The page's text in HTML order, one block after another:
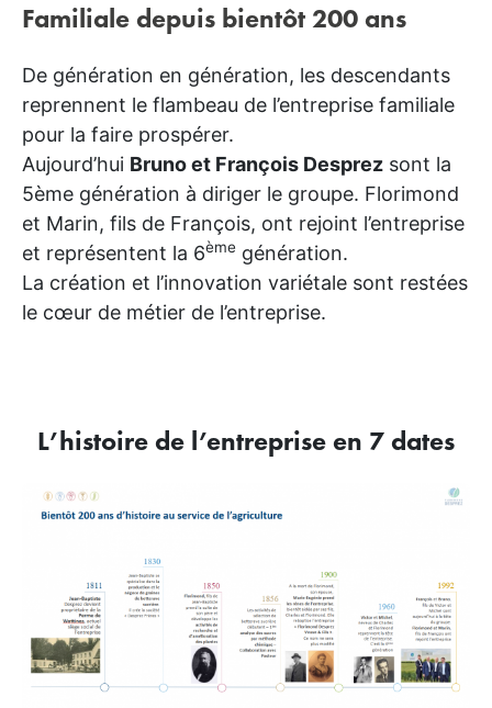
Familiale depuis bientôt 200 ans
De génération en génération, les descendants
reprennent le flambeau de l’entreprise familiale
pour la faire prospérer.
Aujourd’hui Bruno et François Desprez sont la
5ème génération à diriger le groupe. Florimond
et Marin, fils de François, ont rejoint l’entreprise
et représentent la 6ème génération.
La création et l’innovation variétale sont restées
le cœur de métier de l’entreprise.
L’histoire de l’entreprise en 7 dates